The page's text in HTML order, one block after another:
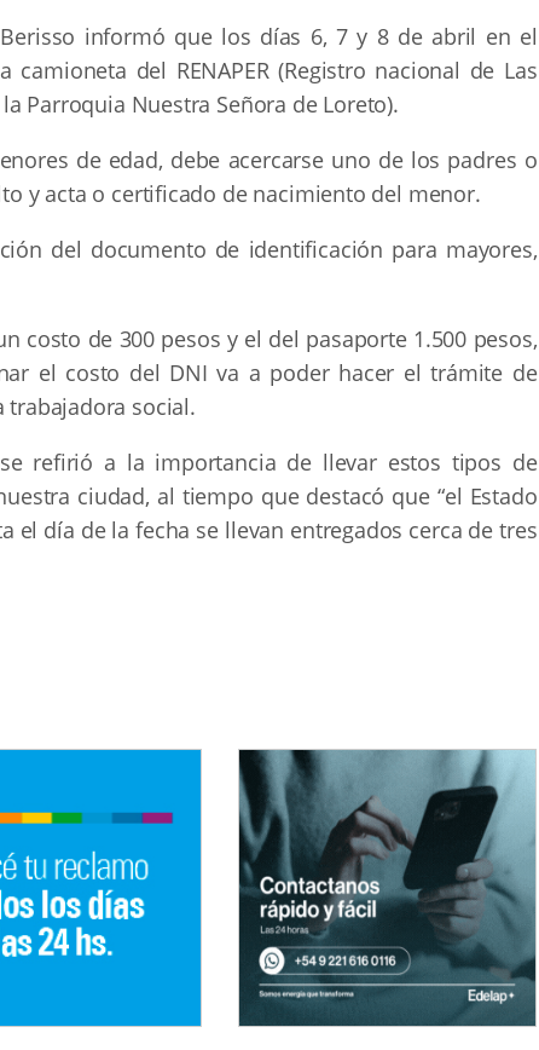
informó que los días 6, 7 y 8 de abril en el
del RENAPER (Registro nacional de Las
Parroquia Nuestra Señora de Loreto).
de edad, debe acercarse uno de los padres o
y acta o certificado de nacimiento del menor.
del documento de identificación para mayores,
costo de 300 pesos y el del pasaporte 1.500 pesos,
el costo del DNI va a poder hacer el trámite de
trabajadora social.
refirió a la importancia de llevar estos tipos de
ciudad, al tiempo que destacó que “el Estado
el día de la fecha se llevan entregados cerca de tres